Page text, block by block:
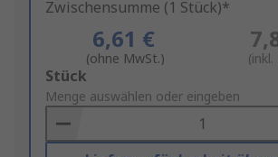
Zwischensumme (1 Stück)*
6,61 €
(ohne MwSt.)
Add
to
Basket
Stück
Menge auswählen oder eingeben